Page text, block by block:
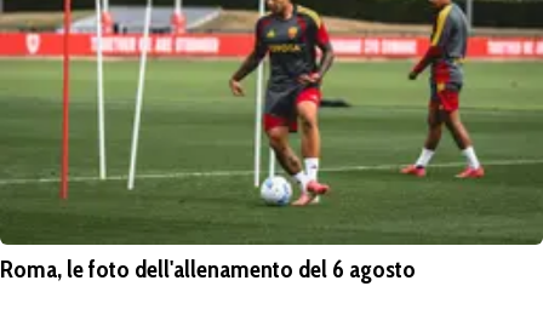
Roma, le foto dell'allenamento del 6 agosto